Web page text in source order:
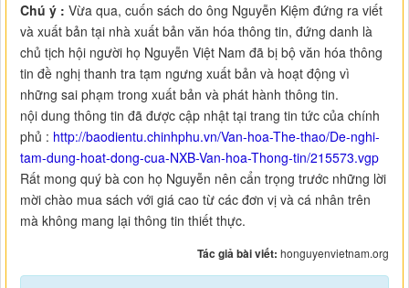
Chú ý : Vừa qua, cuốn sách do ông Nguyễn Kiệm đứng ra viết
và xuất bản tại nhà xuất bản văn hóa thông tin, đứng danh là
chủ tịch hội người họ Nguyễn Việt Nam đã bị bộ văn hóa thông
tin đề nghị thanh tra tạm ngưng xuất bản và hoạt động vì
những sai phạm trong xuất bản và phát hành thông tin.
nội dung thông tin đã được cập nhật tại trang tin tức của chính
phủ : http://baodientu.chinhphu.vn/Van-hoa-The-thao/De-nghi-
tam-dung-hoat-dong-cua-NXB-Van-hoa-Thong-tin/215573.vgp
Rất mong quý bà con họ Nguyễn nên cẩn trọng trước những lời
mời chào mua sách với giá cao từ các đơn vị và cá nhân trên
mà không mang lại thông tin thiết thực.
Tác giả bài viết: honguyenvietnam.org